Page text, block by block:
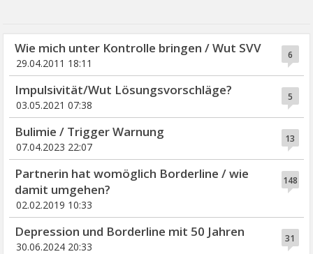
6
Wie mich unter Kontrolle bringen / Wut SVV
29.04.2011 18:11
5
Impulsivität/Wut Lösungsvorschläge?
03.05.2021 07:38
13
Bulimie / Trigger Warnung
07.04.2023 22:07
148
Partnerin hat womöglich Borderline / wie
damit umgehen?
02.02.2019 10:33
31
Depression und Borderline mit 50 Jahren
30.06.2024 20:33